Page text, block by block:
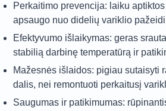
Perkaitimo prevencija: laiku
apsaugo nuo didelių variklio
Efektyvumo išlaikymas: geras
stabilią darbinę temperatūrą ir
Mažesnės išlaidos: pigiau sutaisyti
dalis, nei remontuoti perkaitusį
Saugumas ir patikimumas: